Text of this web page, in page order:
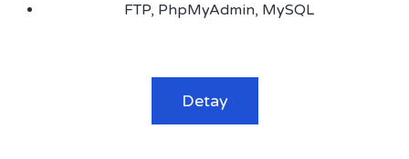
FTP, PhpMyAdmin, MySQL
Detay